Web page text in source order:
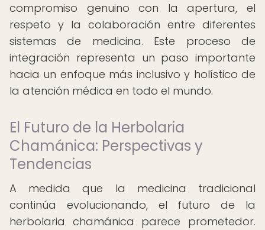
compromiso genuino con la apertura, el
respeto y la colaboración entre diferentes
sistemas de medicina. Este proceso de
integración representa un paso importante
hacia un enfoque más inclusivo y holístico de
la atención médica en todo el mundo.
El Futuro de la Herbolaria
Chamánica: Perspectivas y
Tendencias
A medida que la medicina tradicional
continúa evolucionando, el futuro de la
herbolaria chamánica parece prometedor.